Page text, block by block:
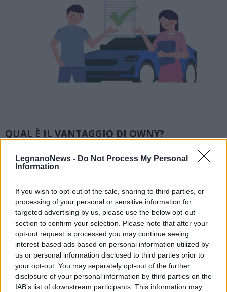
LegnanoNews - Do Not Process My Personal
Information
If you wish to opt-out of the sale, sharing to third parties, or
processing of your personal or sensitive information for
targeted advertising by us, please use the below opt-out
section to confirm your selection. Please note that after your
opt-out request is processed you may continue seeing
interest-based ads based on personal information utilized by
us or personal information disclosed to third parties prior to
your opt-out. You may separately opt-out of the further
disclosure of your personal information by third parties on the
IAB’s list of downstream participants. This information may
QUAL È IL VANTAGGIO DI OWNY?
vantaggio di Owny e anche quello di
distanza. Il compratore si dovrà recare dal
venditore solamente una volta per ritirare il
mezzo ed effettuare il passaggio di proprietà:
in questo modo il compratore conclude
l’acquisto in maniera più rapida e “facendo
solamente una volta la strada”. Il venditore